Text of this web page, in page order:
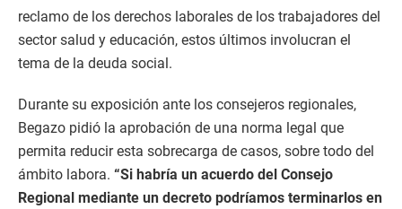
reclamo de los derechos laborales de los trabajadores del
sector salud y educación, estos últimos involucran el
tema de la deuda social.
Durante su exposición ante los consejeros regionales,
Begazo pidió la aprobación de una norma legal que
permita reducir esta sobrecarga de casos, sobre todo del
ámbito labora. “Si habría un acuerdo del Consejo
Regional mediante un decreto podríamos terminarlos en